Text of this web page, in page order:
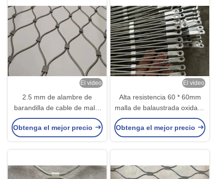
El video
2.5 mm de alambre de
barandilla de cable de malla
40 * 40 mm de diamantes de
cable de malla
Obtenga el mejor precio
El video
Alta resistencia 60 * 60mm
malla de balaustrada oxidado
paneles de relleno de
balaustrada malla
Obtenga el mejor precio